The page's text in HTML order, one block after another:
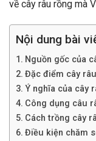
về cây râu rồng mà
Nội dung bài
Nguồn gốc của
Đặc điểm cây
Ý nghĩa của cây
Công dụng câu
Cách trồng cây
Điều kiện chăm